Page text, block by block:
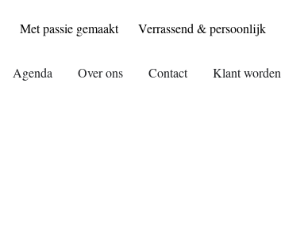
Met passie gemaakt Verrassend & persoonlijk
Agenda Over ons Contact Klant worden